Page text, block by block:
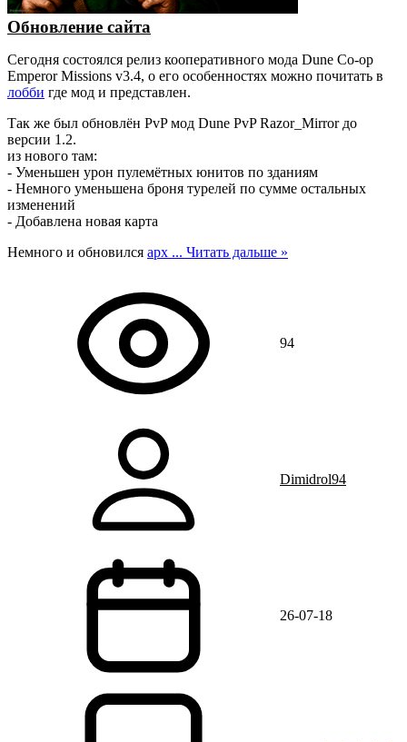
Обновление сайта
Сегодня состоялся релиз кооперативного мода Dune Co-op
Emperor Missions v3.4, о его особенностях можно почитать в
лобби где мод и представлен.
Так же был обновлён PvP мод Dune PvP Razor_Mirror до
версии 1.2.
из нового там:
- Уменьшен урон пулемётных юнитов по зданиям
- Немного уменьшена броня турелей по сумме остальных
изменений
- Добавлена новая карта
Немного и обновился арх ... Читать дальше »
94
Dimidrol94
26-07-18